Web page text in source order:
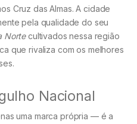
Cruz das Almas. A cidade
pela qualidade do seu
Nortecultivados nessa região
que rivaliza com os melhores
Nacional
uma marca própria — é a